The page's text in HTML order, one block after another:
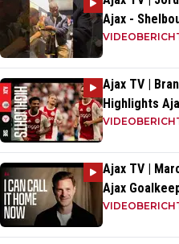
Ajax -
Ajax TV |
Highlights
Ajax TV |
Ajax